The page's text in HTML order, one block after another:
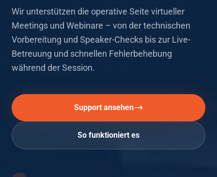
Wir unterstützen die operative Seite virtueller
Meetings und Webinare – von der technischen
Vorbereitung und Speaker-Checks bis zur Live-
Betreuung und schnellen Fehlerbehebung
während der Session.
Support ansehen
So funktioniert es
Hauptmerkmale